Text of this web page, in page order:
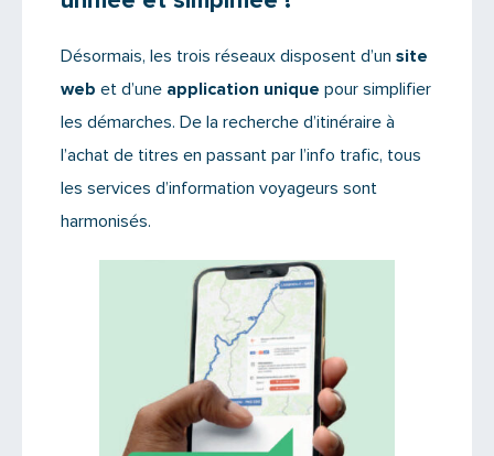
Désormais, les trois réseaux disposent d’un site
web et d’une application unique pour simplifier
les démarches. De la recherche d’itinéraire à
l’achat de titres en passant par l’info trafic, tous
les services d’information voyageurs sont
harmonisés.